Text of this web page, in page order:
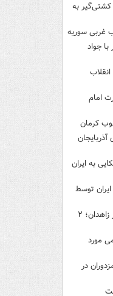
کشتی‌گیر به
غربی سوریه
جواد
امام
کرمان
آذربایجان
به ایران
ایران توسط
حمله مسلحانه به قهوه‌خانه‌ای در زاهدان؛ ۲
مورد
در